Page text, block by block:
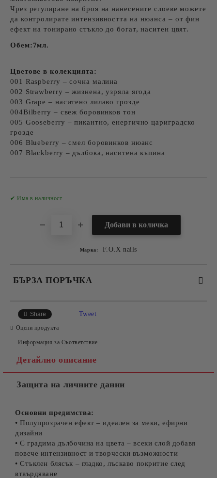
Чрез регулиране на броя на нанесените слоеве можете
да контролирате интензивността на нюанса – от фин
ефект на тонирано стъкло до богат, наситен цвят.
Обем:7мл.
Цветове в колекцията:
001 Raspberry – сочна малина
002 Strawberry – жизнена, узряла ягода
003 Grape – наситено лилаво грозде
004Bilberry – свеж боровинков тон
005 Gooseberry – пикантно, енергично цариградско
грозде
006 Blueberry – смел боровинков нюанс
007 Blackberry – дълбока, наситена къпина
✔ Има в наличност
Марка: F.O.X nails
БЪРЗА ПОРЪЧКА
Съгласен съм с
Ние ще се свържем с вас в рамките на работния ден.
Share Tweet
Оцени продукта
Информация за Съответствие
Детайлно описание
Защита на личните данни
Основни предимства:
• Полупрозрачен ефект – идеален за меки, ефирни
дизайни
• С градима дълбочина на цвета – всеки слой добавя
повече интензивност и творчески възможности
• Стъклен блясък – гладко, лъскаво покритие след
втвърдяване